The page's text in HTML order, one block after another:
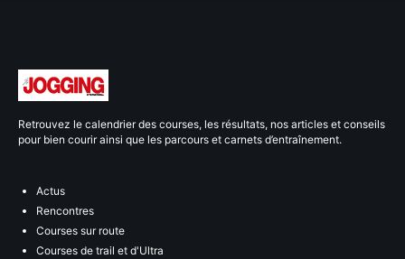
Retrouvez le calendrier des courses, les résultats, nos articles et conseils
pour bien courir ainsi que les parcours et carnets d’entraînement.
Actus
Rencontres
Courses sur route
Courses de trail et d'Ultra